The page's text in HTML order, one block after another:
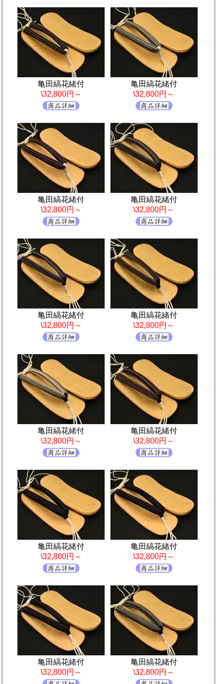
亀田縞花緒付
\32,800円～
亀田縞花緒付
\32,800円～
亀田縞花緒付
\32,800円～
亀田縞花緒付
\32,800円～
亀田縞花緒付
\32,800円～
亀田縞花緒付
\32,800円～
亀田縞花緒付
\32,800円～
亀田縞花緒付
\32,800円～
亀田縞花緒付
\32,800円～
亀田縞花緒付
\32,800円～
亀田縞花緒付
\32,800円～
亀田縞花緒付
\32,800円～